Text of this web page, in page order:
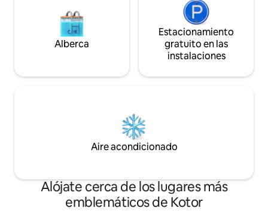
Alberca
Estacionamiento
gratuito en las
instalaciones
Aire acondicionado
Alójate cerca de los lugares más
emblemáticos de Kotor